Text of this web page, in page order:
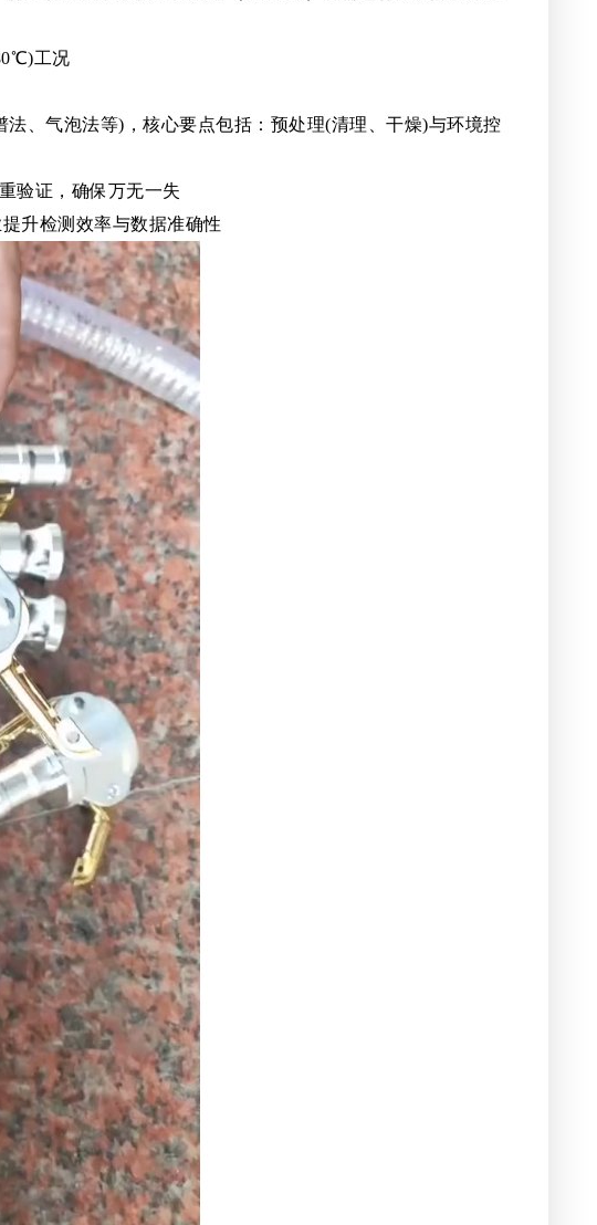
工况
、气泡法等)，核心要点包括：预处理(清理、干燥)与环境控
验证，确保万无一失
升检测效率与数据准确性